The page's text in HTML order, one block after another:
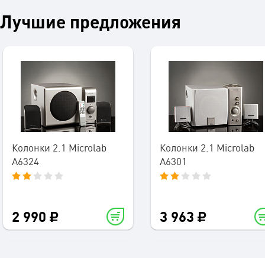
Лучшие предложения
Колонки 2.1 Microlab
A6324
2 990
Колонки 2.1 Microlab
A6301
3 963